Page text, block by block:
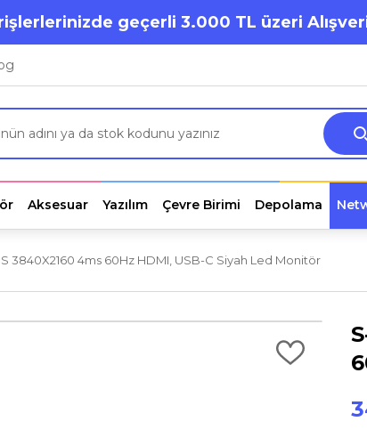
geçerli 3.000 TL üzeri
Aksesuar Yazılım Çevre Birimi Depolama
3840X2160 4ms 60Hz HDMI, USB-C Siyah Led Monitör